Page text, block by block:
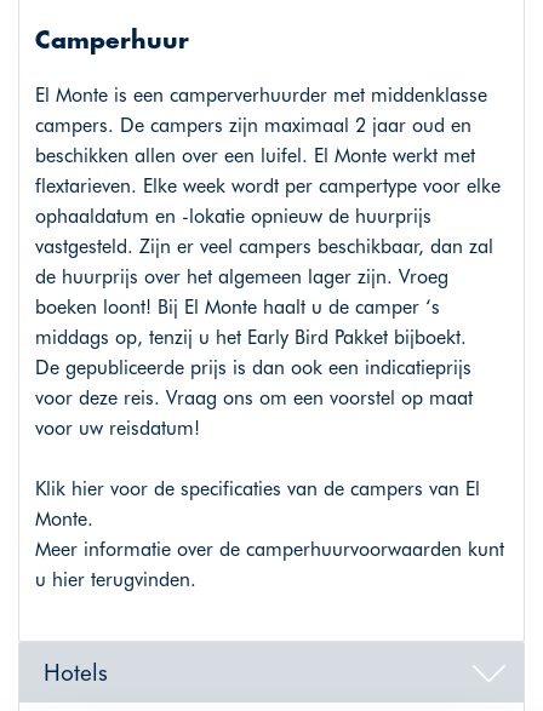
Camperhuur
El Monte is een camperverhuurder met middenklasse
campers. De campers zijn maximaal 2 jaar oud en
beschikken allen over een luifel. El Monte werkt met
flextarieven. Elke week wordt per campertype voor elke
ophaaldatum en -lokatie opnieuw de huurprijs
vastgesteld. Zijn er veel campers beschikbaar, dan zal
de huurprijs over het algemeen lager zijn. Vroeg
boeken loont! Bij El Monte haalt u de camper ‘s
middags op, tenzij u het Early Bird Pakket bijboekt.
De gepubliceerde prijs is dan ook een indicatieprijs
voor deze reis. Vraag ons om een voorstel op maat
voor uw reisdatum!
Klik hier voor de specificaties van de campers van El
Monte.
Meer informatie over de camperhuurvoorwaarden kunt
u hierterugvinden.
Hotels